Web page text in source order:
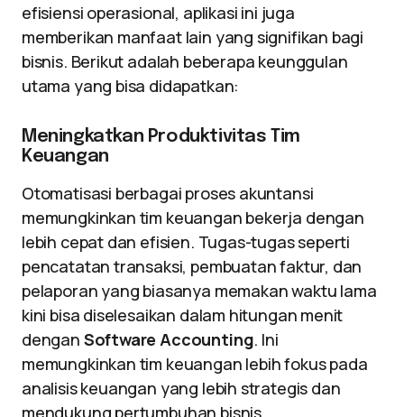
efisiensi operasional, aplikasi ini juga
memberikan manfaat lain yang signifikan bagi
bisnis. Berikut adalah beberapa keunggulan
utama yang bisa didapatkan:
Meningkatkan Produktivitas Tim
Keuangan
Otomatisasi berbagai proses akuntansi
memungkinkan tim keuangan bekerja dengan
lebih cepat dan efisien. Tugas-tugas seperti
pencatatan transaksi, pembuatan faktur, dan
pelaporan yang biasanya memakan waktu lama
kini bisa diselesaikan dalam hitungan menit
dengan Software Accounting. Ini
memungkinkan tim keuangan lebih fokus pada
analisis keuangan yang lebih strategis dan
mendukung pertumbuhan bisnis.